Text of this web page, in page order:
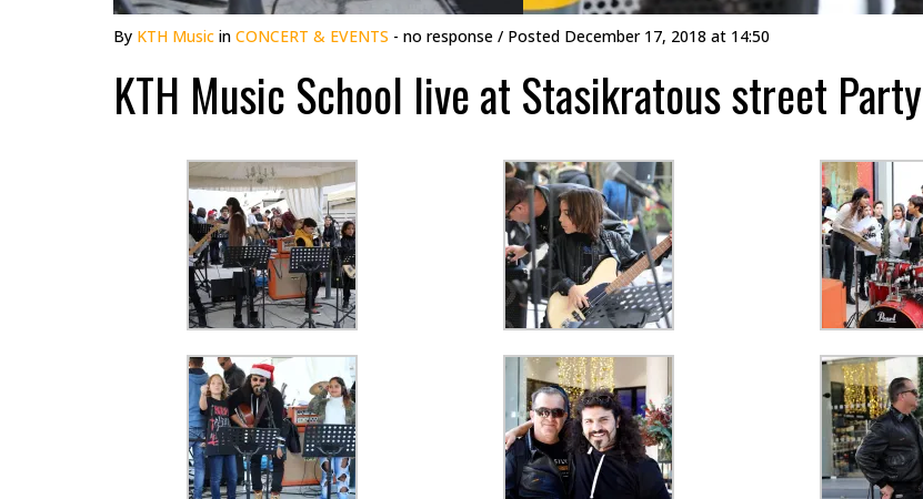
By KTH Music in CONCERT & EVENTS - no response / Posted December 17, 2018 at 14:50
KTH Music School live at Stasikratous street Party